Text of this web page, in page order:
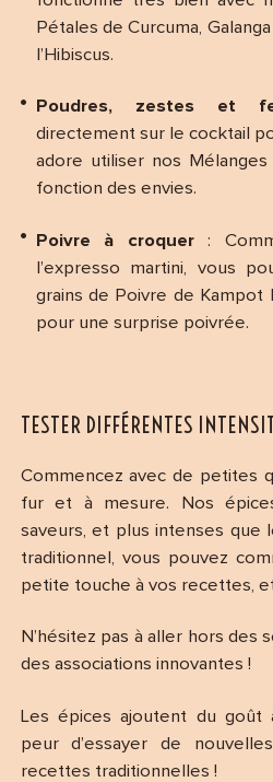
Pétales de Curcuma,
l’Hibiscus.
Poudres, zestes et
directement sur le cocktail
adore utiliser nos
fonction des envies.
Poivre à croquer:
l’expresso martini, vous
grains de Poivre de Kampot
pour une surprise poivrée.
TESTER DIFFÉRENTES
Commencez avec de petites
fur et à mesure. Nos
saveurs, et plus intenses que
traditionnel, vous pouvez
petite touche à vos recettes,
N’hésitez pas à aller hors
des associations innovantes !
Les épices ajoutent du goût
peur d’essayer de
recettes traditionnelles !